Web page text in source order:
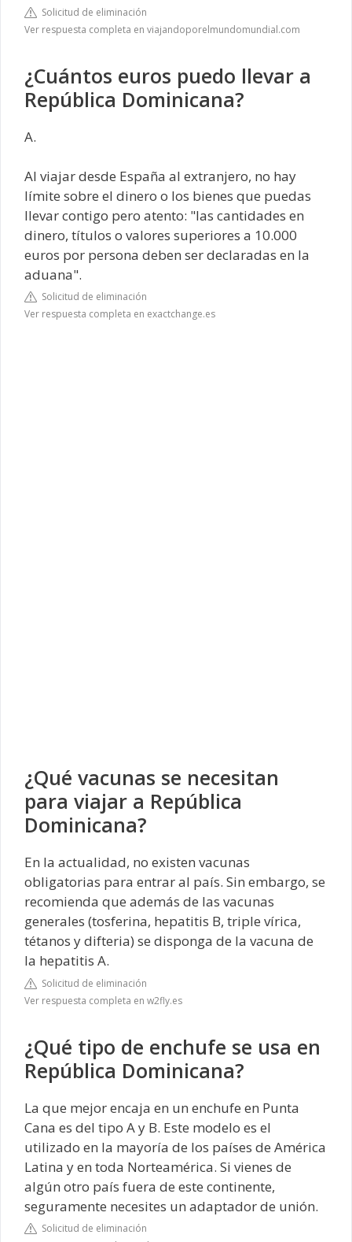
Solicitud de eliminación
Ver respuesta completa en viajandoporelmundomundial.com
¿Cuántos euros puedo llevar a
República Dominicana?
A.
Al viajar desde España al extranjero, no hay
límite sobre el dinero o los bienes que puedas
llevar contigo pero atento: "las cantidades en
dinero, títulos o valores superiores a 10.000
euros por persona deben ser declaradas en la
aduana".
Solicitud de eliminación
Ver respuesta completa en exactchange.es
¿Qué vacunas se necesitan
para viajar a República
Dominicana?
En la actualidad, no existen vacunas
obligatorias para entrar al país. Sin embargo, se
recomienda que además de las vacunas
generales (tosferina, hepatitis B, triple vírica,
tétanos y difteria) se disponga de la vacuna de
la hepatitis A.
Solicitud de eliminación
Ver respuesta completa en w2fly.es
¿Qué tipo de enchufe se usa en
República Dominicana?
La que mejor encaja en un enchufe en Punta
Cana es del tipo A y B. Este modelo es el
utilizado en la mayoría de los países de América
Latina y en toda Norteamérica. Si vienes de
algún otro país fuera de este continente,
seguramente necesites un adaptador de unión.
Solicitud de eliminación